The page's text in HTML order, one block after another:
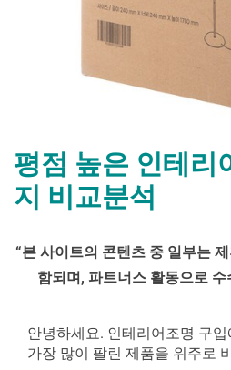
평점 높은 인테리
지 비교분석
on
점
높
테
리
“본 사이트의 콘텐츠 중 일부는
함되며, 파트너스 활동으로
안녕하세요. 인테리어조명 구
가장 많이 팔린 제품을 위주로